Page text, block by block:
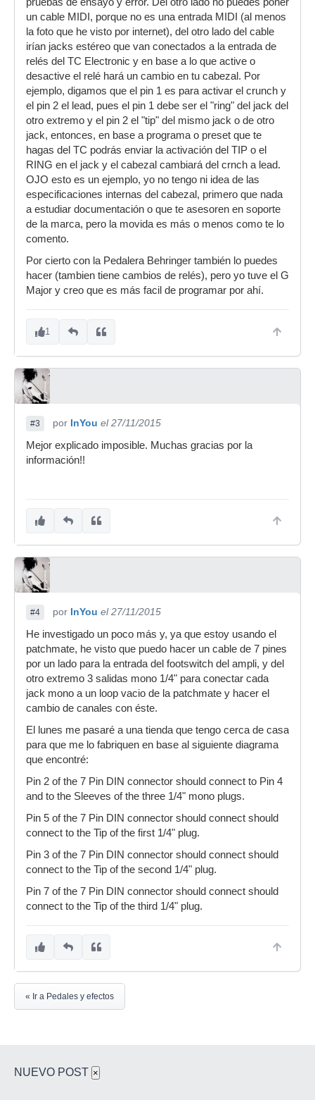
pruebas de ensayo y error. Del otro lado no puedes poner
un cable MIDI, porque no es una entrada MIDI (al menos
la foto que he visto por internet), del otro lado del cable
irían jacks estéreo que van conectados a la entrada de
relés del TC Electronic y en base a lo que active o
desactive el relé hará un cambio en tu cabezal. Por
ejemplo, digamos que el pin 1 es para activar el crunch y
el pin 2 el lead, pues el pin 1 debe ser el "ring" del jack del
otro extremo y el pin 2 el "tip" del mismo jack o de otro
jack, entonces, en base a programa o preset que te
hagas del TC podrás enviar la activación del TIP o el
RING en el jack y el cabezal cambiará del crnch a lead.
OJO esto es un ejemplo, yo no tengo ni idea de las
especificaciones internas del cabezal, primero que nada
a estudiar documentación o que te asesoren en soporte
de la marca, pero la movida es más o menos como te lo
comento.
Por cierto con la Pedalera Behringer también lo puedes
hacer (tambien tiene cambios de relés), pero yo tuve el G
Major y creo que es más facil de programar por ahí.
1
#3 por InYou el 27/11/2015
Mejor explicado imposible. Muchas gracias por la
información!!
#4 por InYou el 27/11/2015
He investigado un poco más y, ya que estoy usando el
patchmate, he visto que puedo hacer un cable de 7 pines
por un lado para la entrada del footswitch del ampli, y del
otro extremo 3 salidas mono 1/4" para conectar cada
jack mono a un loop vacio de la patchmate y hacer el
cambio de canales con éste.
El lunes me pasaré a una tienda que tengo cerca de casa
para que me lo fabriquen en base al siguiente diagrama
que encontré:
Pin 2 of the 7 Pin DIN connector should connect to Pin 4
and to the Sleeves of the three 1/4" mono plugs.
Pin 5 of the 7 Pin DIN connector should connect should
connect to the Tip of the first 1/4" plug.
Pin 3 of the 7 Pin DIN connector should connect should
connect to the Tip of the second 1/4" plug.
Pin 7 of the 7 Pin DIN connector should connect should
connect to the Tip of the third 1/4" plug.
« Ir a Pedales y efectos
NUEVO POST ×